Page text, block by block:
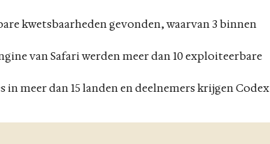
kwetsbaarheden gevonden, waarvan 3 binnen
van Safari werden meer dan 10 exploiteerbare
meer dan 15 landen en deelnemers krijgen Codex